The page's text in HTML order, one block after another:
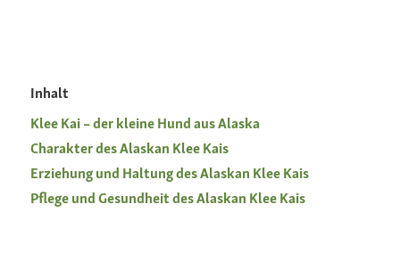
Inhalt
Klee Kai – der kleine Hund aus Alaska
Charakter des Alaskan Klee Kais
Erziehung und Haltung des Alaskan Klee Kais
Pflege und Gesundheit des Alaskan Klee Kais